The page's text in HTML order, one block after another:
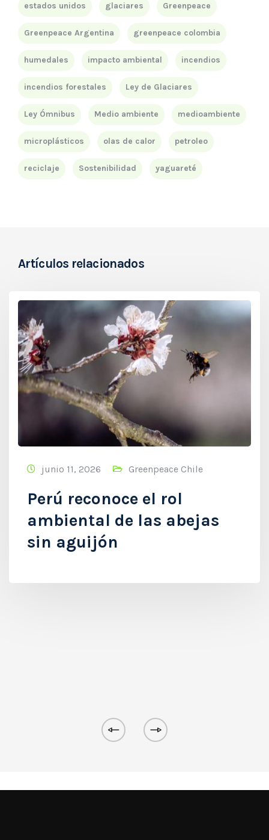
estados unidos glaciares Greenpeace
Greenpeace Argentina greenpeace colombia
humedales impacto ambiental incendios
incendios forestales Ley de Glaciares
Ley Ómnibus Medio ambiente medioambiente
microplásticos olas de calor petroleo
reciclaje Sostenibilidad yaguareté
Artículos relacionados
junio 11, 2026 Greenpeace Chile
Perú reconoce el rol
ambiental de las abejas
sin aguijón